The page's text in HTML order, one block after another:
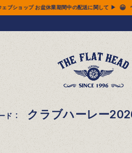
に関して ▶ 😀 ウェブショップ お盆休業期間中の
ド ： クラブハーレー